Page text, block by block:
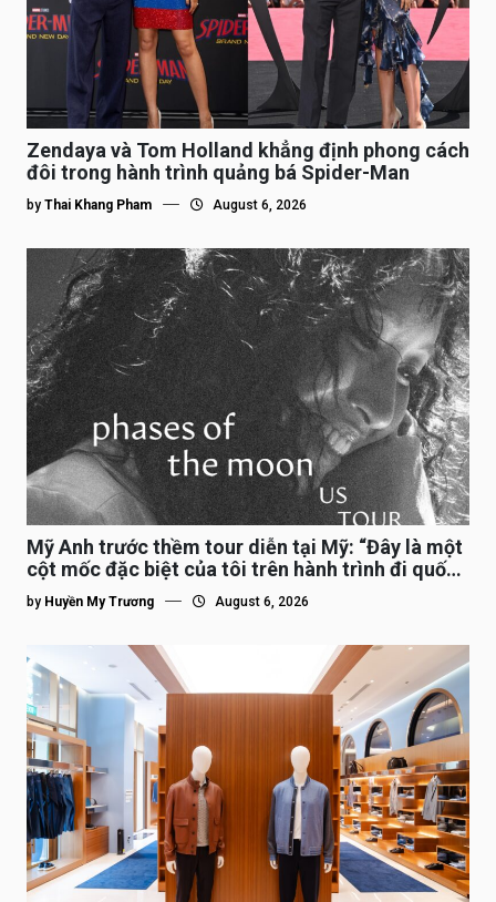
Zendaya và Tom Holland khẳng định phong cách
đôi trong hành trình quảng bá Spider-Man
by Thai Khang Pham August 6, 2026
Mỹ Anh trước thềm tour diễn tại Mỹ: “Đây là một
cột mốc đặc biệt của tôi trên hành trình đi quốc
tế”
by Huyền My Trương August 6, 2026